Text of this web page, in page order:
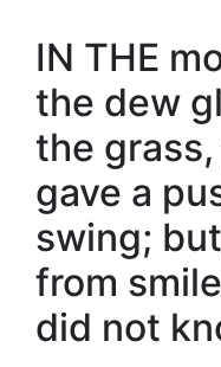
IN THE
the dew
the
gave a
swing;
from
did not